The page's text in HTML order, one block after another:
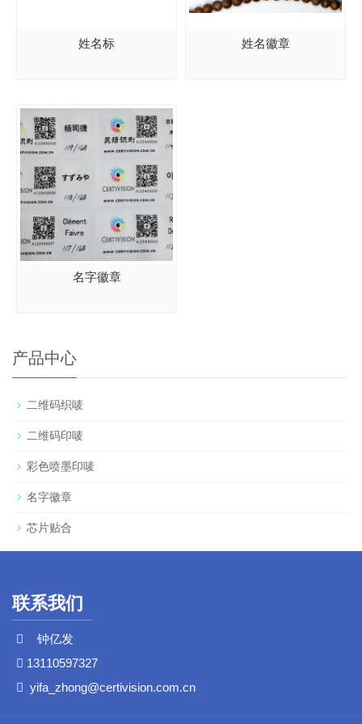
姓名标 姓名徽章
名字徽章
产品中心
二维码织唛
二维码印唛
彩色喷墨印唛
名字徽章
芯片贴合
联系我们
钟亿发
13110597327
yifa_zhong@certivision.com.cn